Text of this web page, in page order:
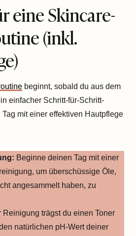
eine Skincare-
(inkl.
beginnt, sobald du aus dem
einfacher Schritt-für-Schritt-
Tag mit einer effektiven Hautpflege
Beginne deinen Tag mit einer
um überschüssige Öle,
angesammelt haben, zu
Reinigung trägst du einen Toner
natürlichen pH-Wert deiner